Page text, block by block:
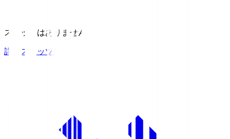
スタッツはありません。
詳細スタッツ